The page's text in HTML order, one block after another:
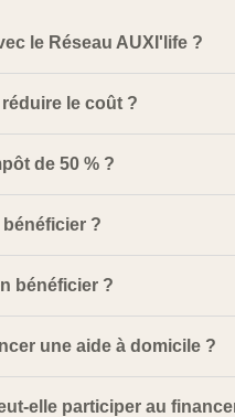
le Réseau AUXI'life ?
le coût ?
de 50 % ?
?
bénéficier ?
une aide à domicile ?
elle participer au